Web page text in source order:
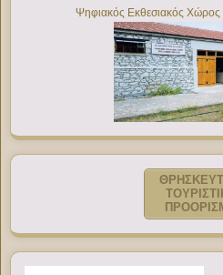
Ψηφιακός Εκθεσιακός Χώρος